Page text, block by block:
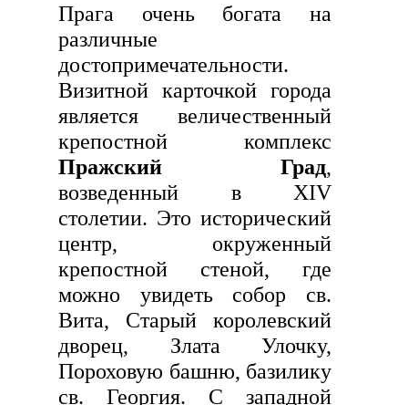
Прага очень богата на
различные
достопримечательности.
Визитной карточкой города
является величественный
крепостной комплекс
Пражский Град,
возведенный в XIV
столетии. Это исторический
центр, окруженный
крепостной стеной, где
можно увидеть собор св.
Вита, Старый королевский
дворец, Злата Улочку,
Пороховую башню, базилику
св. Георгия. С западной